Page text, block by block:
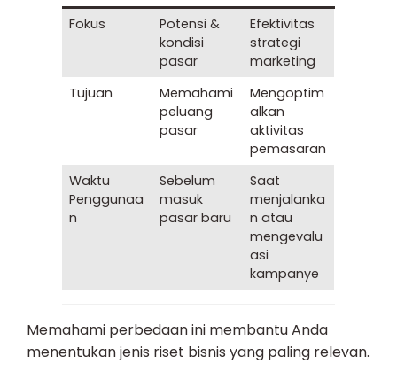
Fokus
Potensi &
kondisi
pasar
Efektivitas
strategi
marketing
Tujuan
Memahami
peluang
pasar
Mengoptim
alkan
aktivitas
pemasaran
Waktu
Penggunaa
n
Sebelum
masuk
pasar baru
Saat
menjalanka
n atau
mengevalu
asi
kampanye
Memahami perbedaan ini membantu Anda
menentukan jenis riset bisnis yang paling relevan.